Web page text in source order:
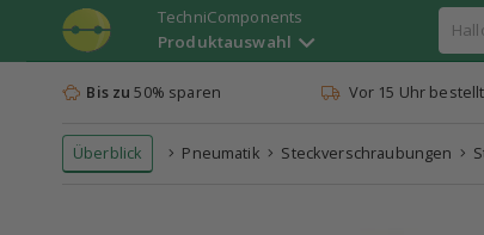
TechniComponents
Produktauswahl
Bis zu 50% sparen Vor 15 Uhr
Überblick Pneumatik Steckverschraubungen